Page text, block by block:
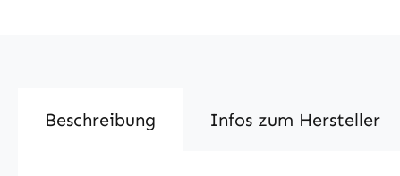
Beschreibung Infos zum Hersteller